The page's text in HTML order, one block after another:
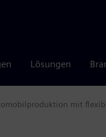
Lösungen
mit